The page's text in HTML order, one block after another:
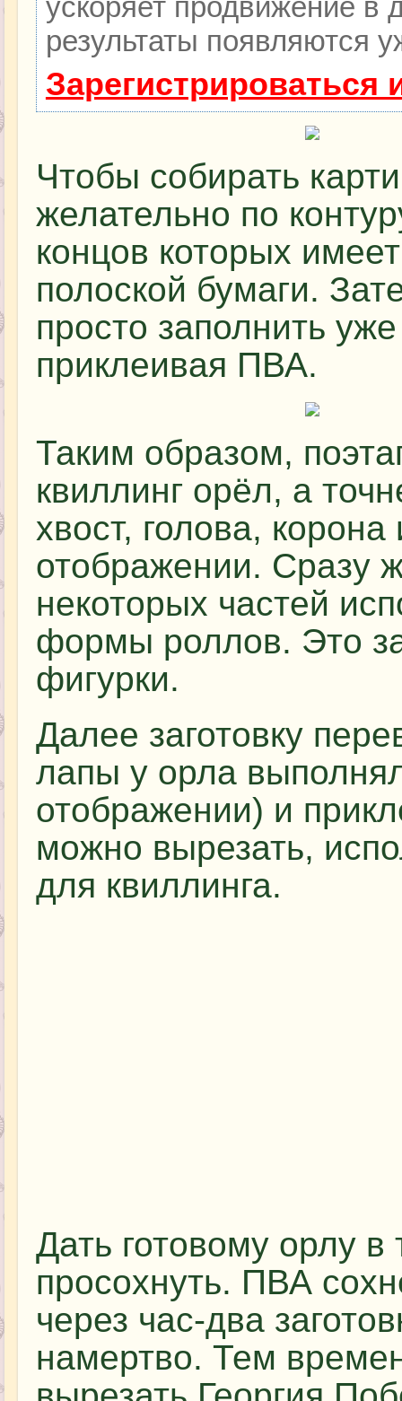
ускоряет продвижение в
результаты появляются
Чтобы собирать
желательно по
концов которых
полоской бумаги.
просто заполнить
приклеивая ПВА.
Таким образом,
квиллинг орёл, а
хвост, голова,
отображении. Сразу
некоторых частей
формы роллов. Это
фигурки.
Далее заготовку
лапы у орла
отображении) и
можно вырезать,
для квиллинга.
Дать готовому орлу в
просохнуть. ПВА
через час-два
намертво. Тем